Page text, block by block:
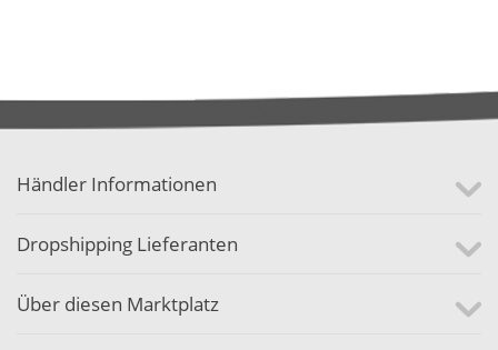
Händler Informationen
Dropshipping Lieferanten
Über diesen Marktplatz